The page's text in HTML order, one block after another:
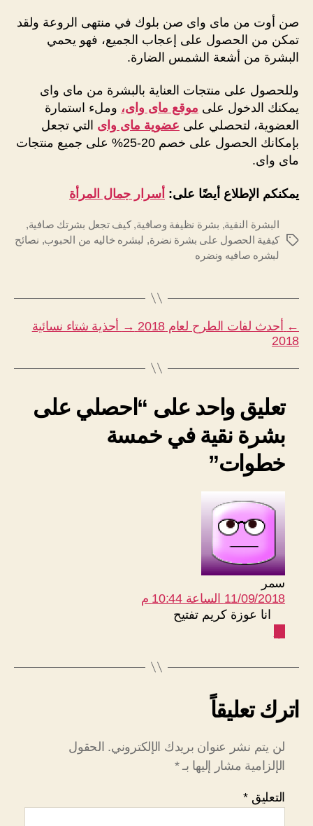
صن أوت من ماى واى صن بلوك في منتهى الروعة ولقد
تمكن من الحصول على إعجاب الجميع، فهو يحمي
البشرة من أشعة الشمس الضارة.
وللحصول على منتجات العناية بالبشرة من ماى واى
يمكنك الدخول على موقع ماى واى، وملء استمارة
العضوية، لتحصلي على عضوية ماى واى التي تجعل
بإمكانك الحصول على خصم 20-25% على جميع منتجات
ماى واى.
يمكنكم الإطلاع أيضًا على: أسرار جمال المرأة
الوسوم
البشرة النقية, بشرة نظيفة وصافية,كيف تجعل بشرتك صافية,
كيفية الحصول على بشرة نضرة, لبشره خاليه من الحبوب, نصائح
لبشره صافيه ونضره
← أحدث لفات الطرح لعام 2018 → أحذية شتاء نسائية
2018
تعليق واحد على “احصلي على
بشرة نقية في خمسة
خطوات”
سمر
11/09/2018 الساعة 10:44 م
انا عوزة كريم تفتيح
اترك تعليقاً
لن يتم نشر عنوان بريدك الإلكتروني. الحقول
الإلزامية مشار إليها بـ*
التعليق *